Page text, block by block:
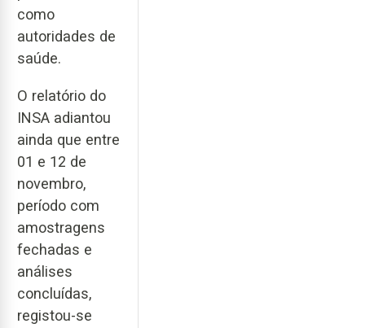
como
autoridades de
saúde.
O relatório do
INSA adiantou
ainda que entre
01 e 12 de
novembro,
período com
amostragens
fechadas e
análises
concluídas,
registou-se